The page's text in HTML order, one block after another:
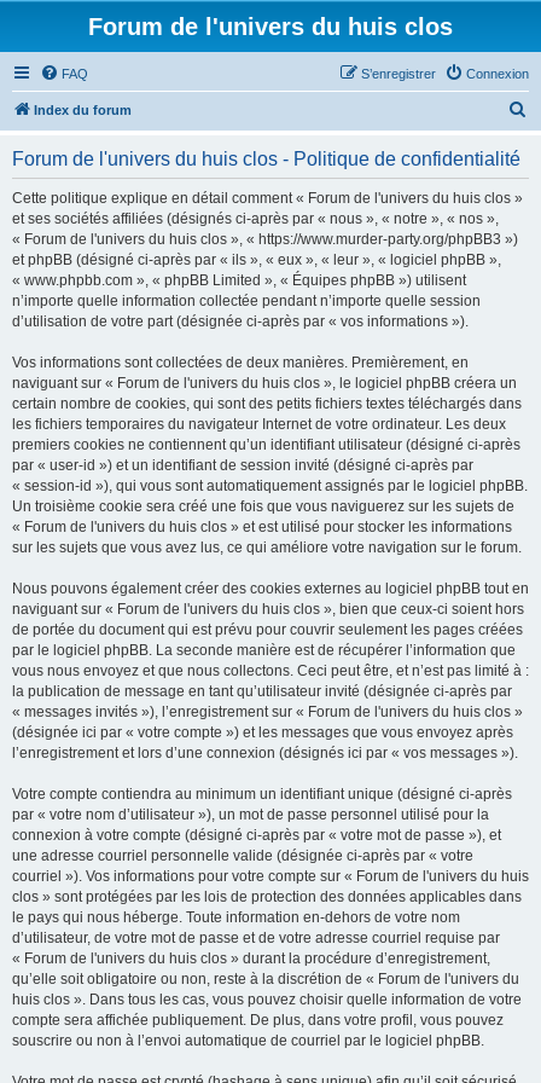
Forum de l'univers du huis clos
FAQ Connexion
S’enregistrer
Index du forum
Forum de l'univers du huis clos - Politique de confidentialité
Cette politique explique en détail comment « Forum de l'univers du huis clos »
et ses sociétés affiliées (désignés ci-après par « nous », « notre », « nos »,
« Forum de l'univers du huis clos », « https://www.murder-party.org/phpBB3 »)
et phpBB (désigné ci-après par « ils », « eux », « leur », « logiciel phpBB »,
« www.phpbb.com », « phpBB Limited », « Équipes phpBB ») utilisent
n’importe quelle information collectée pendant n’importe quelle session
d’utilisation de votre part (désignée ci-après par « vos informations »).
Vos informations sont collectées de deux manières. Premièrement, en
naviguant sur « Forum de l'univers du huis clos », le logiciel phpBB créera un
certain nombre de cookies, qui sont des petits fichiers textes téléchargés dans
les fichiers temporaires du navigateur Internet de votre ordinateur. Les deux
premiers cookies ne contiennent qu’un identifiant utilisateur (désigné ci-après
par « user-id ») et un identifiant de session invité (désigné ci-après par
« session-id »), qui vous sont automatiquement assignés par le logiciel phpBB.
Un troisième cookie sera créé une fois que vous naviguerez sur les sujets de
« Forum de l'univers du huis clos » et est utilisé pour stocker les informations
sur les sujets que vous avez lus, ce qui améliore votre navigation sur le forum.
Nous pouvons également créer des cookies externes au logiciel phpBB tout en
naviguant sur « Forum de l'univers du huis clos », bien que ceux-ci soient hors
de portée du document qui est prévu pour couvrir seulement les pages créées
par le logiciel phpBB. La seconde manière est de récupérer l’information que
vous nous envoyez et que nous collectons. Ceci peut être, et n’est pas limité à :
la publication de message en tant qu’utilisateur invité (désignée ci-après par
« messages invités »), l’enregistrement sur « Forum de l'univers du huis clos »
(désignée ici par « votre compte ») et les messages que vous envoyez après
l’enregistrement et lors d’une connexion (désignés ici par « vos messages »).
Votre compte contiendra au minimum un identifiant unique (désigné ci-après
par « votre nom d’utilisateur »), un mot de passe personnel utilisé pour la
connexion à votre compte (désigné ci-après par « votre mot de passe »), et
une adresse courriel personnelle valide (désignée ci-après par « votre
courriel »). Vos informations pour votre compte sur « Forum de l'univers du huis
clos » sont protégées par les lois de protection des données applicables dans
le pays qui nous héberge. Toute information en-dehors de votre nom
d’utilisateur, de votre mot de passe et de votre adresse courriel requise par
« Forum de l'univers du huis clos » durant la procédure d’enregistrement,
qu’elle soit obligatoire ou non, reste à la discrétion de « Forum de l'univers du
huis clos ». Dans tous les cas, vous pouvez choisir quelle information de votre
compte sera affichée publiquement. De plus, dans votre profil, vous pouvez
souscrire ou non à l’envoi automatique de courriel par le logiciel phpBB.